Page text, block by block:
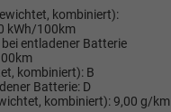
kombiniert):
kWh/100km
entladener Batterie
kombiniert): B
Batterie: D
kombiniert):9,00 g/km